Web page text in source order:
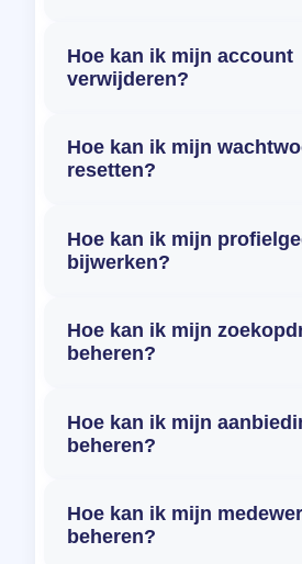
Hoe kan ik mijn account
verwijderen?
Hoe kan ik mijn
resetten?
Hoe kan ik mijn
bijwerken?
Hoe kan ik mijn
beheren?
Hoe kan ik mijn
beheren?
Hoe kan ik mijn
beheren?